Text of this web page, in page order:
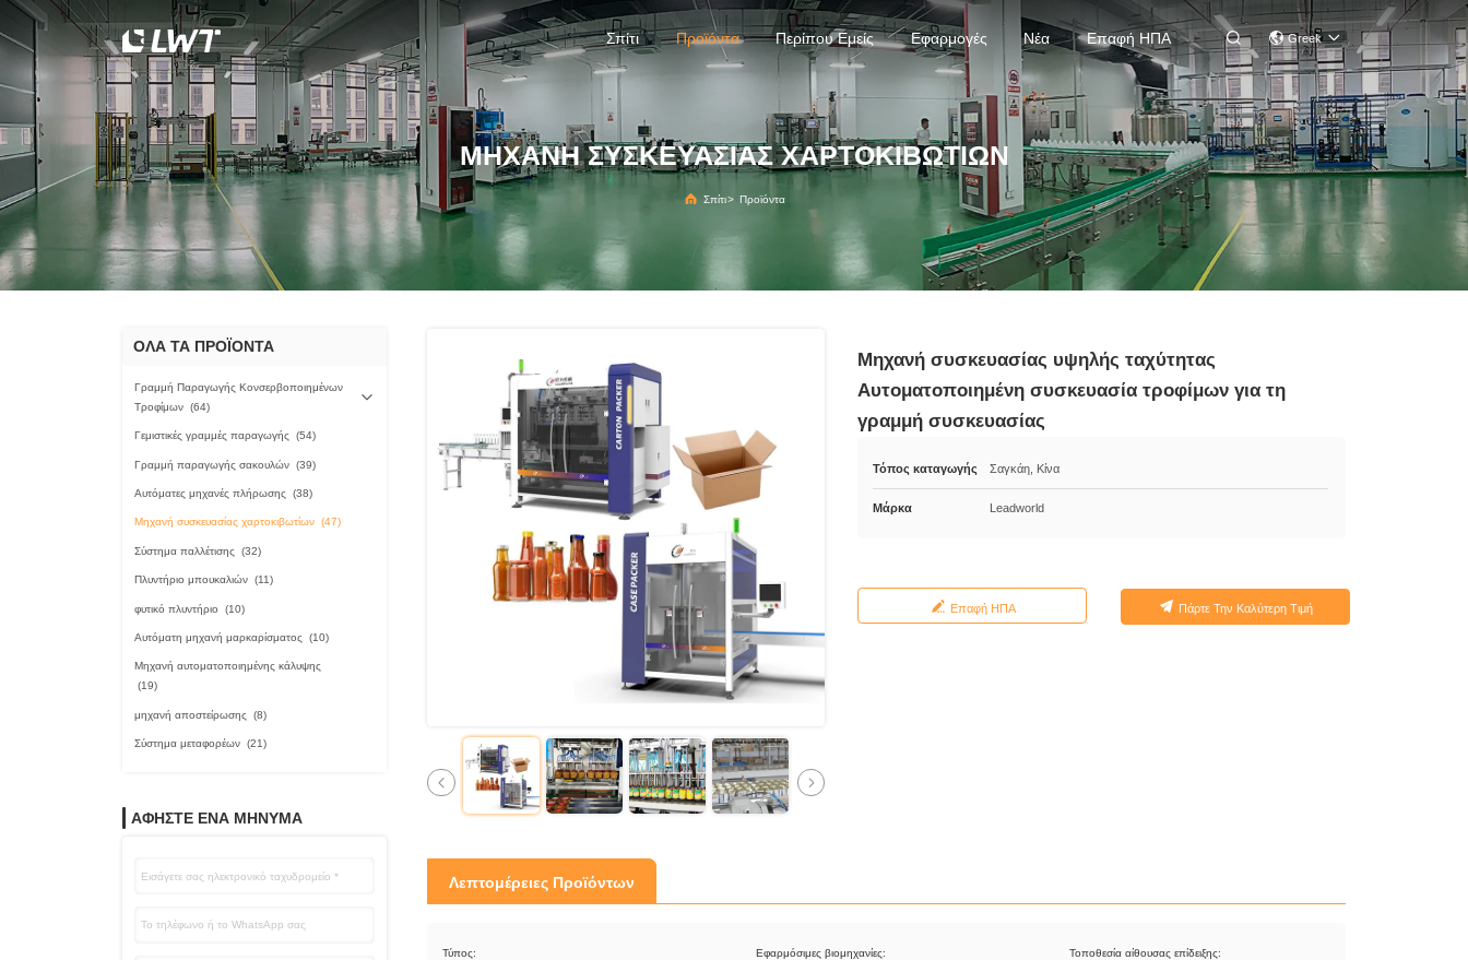
Σπίτι Προϊόντα Περίπου Εμείς Εφαρμογές Νέα Επαφή ΗΠΑ  Greek
ΜΗΧΑΝΉ ΣΥΣΚΕΥΑΣΊΑΣ ΧΑΡΤΟΚΙΒΩΤΊΩΝ
Σπίτι> Προϊόντα
ΟΛΑ ΤΑ ΠΡΟΪΟΝΤΑ
Γραμμή Παραγωγής Κονσερβοποιημένων
Τροφίμων (64)
Γεμιστικές γραμμές παραγωγής (54)
Γραμμή παραγωγής σακουλών (39)
Αυτόματες μηχανές πλήρωσης (38)
Μηχανή συσκευασίας χαρτοκιβωτίων (47)
Σύστημα παλλέτισης (32)
Πλυντήριο μπουκαλιών (11)
φυτικό πλυντήριο (10)
Αυτόματη μηχανή μαρκαρίσματος (10)
Μηχανή αυτοματοποιημένης κάλυψης
(19)
μηχανή αποστείρωσης (8)
Σύστημα μεταφορέων (21)
ΑΦΗΣΤΕ ΈΝΑ ΜΗΝΥΜΑ
Μηχανή συσκευασίας υψηλής ταχύτητας
Αυτοματοποιημένη συσκευασία τροφίμων για τη
γραμμή συσκευασίας
Τόπος καταγωγής Σαγκάη, Κίνα
Μάρκα Leadworld
Επαφή ΗΠΑ Πάρτε Την Καλύτερη Τιμή
Λεπτομέρειες Προϊόντων
Τύπος: Εφαρμόσιμες βιομηχανίες: Τοποθεσία αίθουσας επίδειξης: